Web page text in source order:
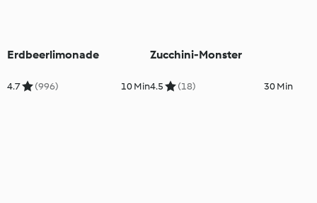
Erdbeerlimonade
4.7 (996) 10 Min
Zucchini-Monster
4.5 (18) 30 Min